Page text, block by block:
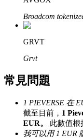
最高達65%佣金！
Broadcom
GRVT
Grvt
常見問題
1 PIEVERSE 在
截至目前， 1
EUR。
此數值根
我可以用 1 EUR